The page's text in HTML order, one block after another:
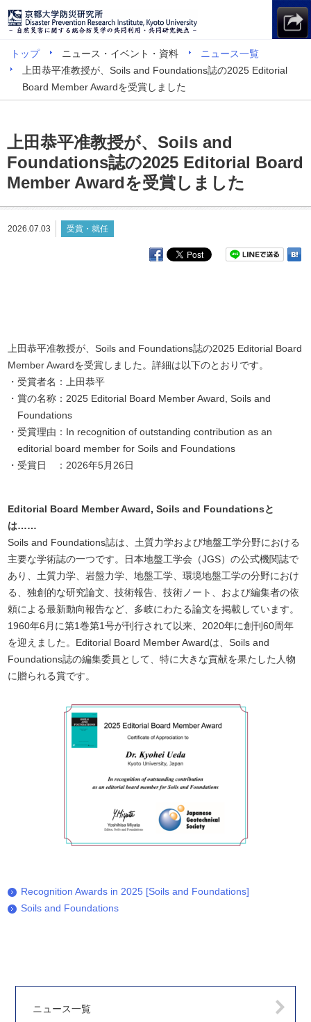
トップ ニュース・イベント・資料
ニュース一覧
上田恭平准教授が、Soils and Foundations誌の2025 Editorial
Board Member Awardを受賞しました
上田恭平准教授が、Soils and
Foundations誌の2025 Editorial Board
Member Awardを受賞しました
2026.07.03 受賞・就任
上田恭平准教授が、Soils and Foundations誌の2025 Editorial Board
Member Awardを受賞しました。詳細は以下のとおりです。
受賞者名：上田恭平
賞の名称：2025 Editorial Board Member Award, Soils and
Foundations
受賞理由：In recognition of outstanding contribution as an
editorial board member for Soils and Foundations
受賞日 ：2026年5月26日
Editorial Board Member Award, Soils and Foundationsと
は……
Soils and Foundations誌は、土質力学および地盤工学分野における
主要な学術誌の一つです。日本地盤工学会（JGS）の公式機関誌で
あり、土質力学、岩盤力学、地盤工学、環境地盤工学の分野におけ
る、独創的な研究論文、技術報告、技術ノート、および編集者の依
頼による最新動向報告など、多岐にわたる論文を掲載しています。
1960年6月に第1巻第1号が刊行されて以来、2020年に創刊60周年
を迎えました。Editorial Board Member Awardは、Soils and
Foundations誌の編集委員として、特に大きな貢献を果たした人物
に贈られる賞です。
Recognition Awards in 2025 [Soils and Foundations]
Soils and Foundations
ニュース一覧